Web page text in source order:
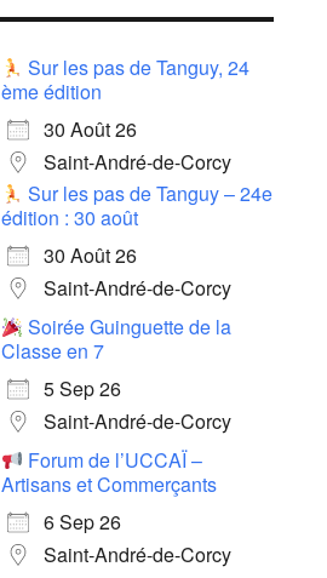
Sur les pas de Tanguy, 24
ème édition
30 Août 26
Saint-André-de-Corcy
Sur les pas de Tanguy – 24e
édition : 30 août
30 Août 26
Saint-André-de-Corcy
Soirée Guinguette de la
Classe en 7
5 Sep 26
Saint-André-de-Corcy
Forum de l’UCCAÏ –
Artisans et Commerçants
6 Sep 26
Saint-André-de-Corcy